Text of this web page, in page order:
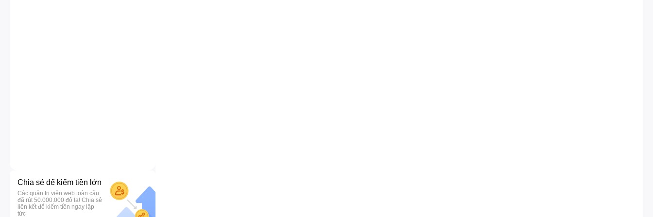
Chia sẻ để kiếm tiền lớn
Các quản trị viên web toàn cầu
đã rút 50.000.000 đô la! Chia sẻ
liên kết để kiếm tiền ngay lập
tức